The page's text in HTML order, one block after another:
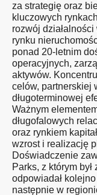
za strategię oraz
kluczowych
rozwój
rynku
ponad 20-letnim
operacyjnych,
aktywów.
celów, partnerskiej
długoterminowej
Ważnym
długofalowych
oraz rynkiem
wzrost i realizację
Doświadczenie
Parks, z którym
odpowiadał
następnie w